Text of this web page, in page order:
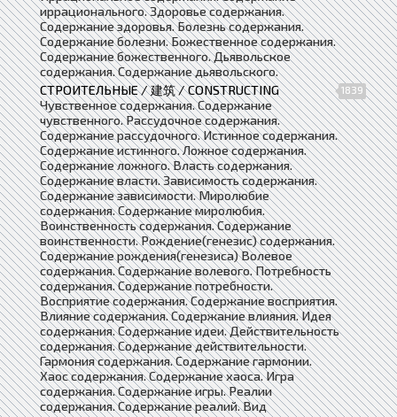
иррационального. Здоровье содержания.
Содержание здоровья. Болезнь содержания.
Содержание болезни. Божественное содержания.
Содержание божественного. Дьявольское
содержания. Содержание дьявольского.
СТРОИТЕЛЬНЫЕ / 建筑 / CONSTRUCTING
1839
Чувственное содержания. Содержание
чувственного. Рассудочное содержания.
Содержание рассудочного. Истинное содержания.
Содержание истинного. Ложное содержания.
Содержание ложного. Власть содержания.
Содержание власти. Зависимость содержания.
Содержание зависимости. Миролюбие
содержания. Содержание миролюбия.
Воинственность содержания. Содержание
воинственности. Рождение(генезис) содержания.
Содержание рождения(генезиса) Волевое
содержания. Содержание волевого. Потребность
содержания. Содержание потребности.
Восприятие содержания. Содержание восприятия.
Влияние содержания. Содержание влияния. Идея
содержания. Содержание идеи. Действительность
содержания. Содержание действительности.
Гармония содержания. Содержание гармонии.
Хаос содержания. Содержание хаоса. Игра
содержания. Содержание игры. Реалии
содержания. Содержание реалий. Вид